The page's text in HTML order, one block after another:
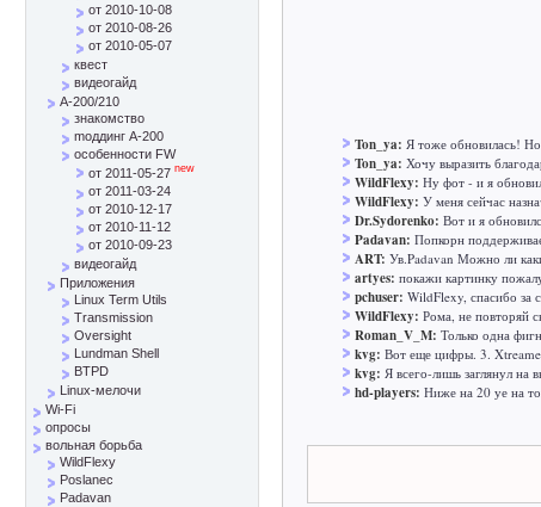
Ton_ya: Я тоже обновилась!
Ton_ya: Хочу выразить
WildFlexy: Ну фот - и я
WildFlexy: У меня сейчас
Dr.Sydorenko: Вот и я
Padavan: Попкорн
ART: Ув.Padavan Можно ли
artyes: покажи картинку
pchuser: WildFlexy, спасибо за
WildFlexy: Рома, не повторяй
Roman_V_M: Только одна
kvg: Вот еще цифры. 3.
kvg: Я всего-лишь заглянул
hd-players: Ниже на 20 уе на
от 2010-10-08
от 2010-08-26
от 2010-05-07
квест
видеогайд
A-200/210
знакомство
mоддинг A-200
особенности FW
от 2011-05-27 new
от 2011-03-24
от 2010-12-17
от 2010-11-12
от 2010-09-23
видеогайд
Приложения
Linux Term Utils
Transmission
Oversight
Lundman Shell
BTPD
Linux-мелочи
Wi-Fi
опросы
вольная борьба
WildFlexy
Poslanec
Padavan